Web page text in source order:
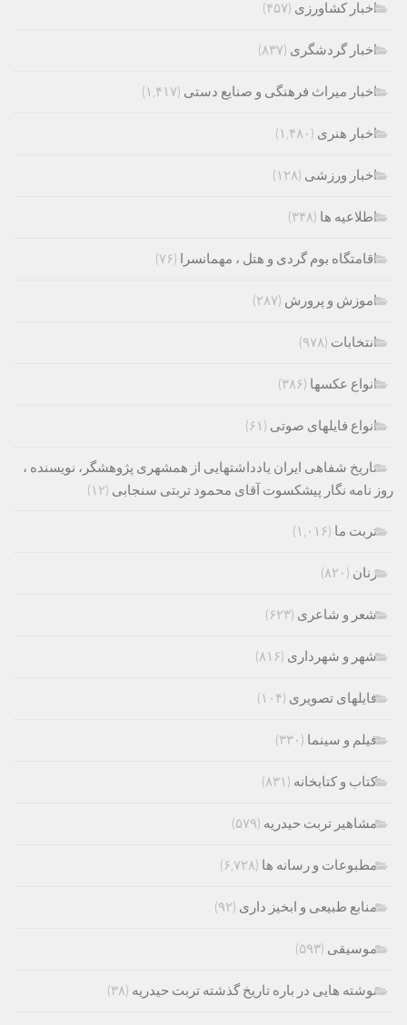
اخبار کشاورزی (۴۵۷)
اخبار گردشگری (۸۳۷)
اخبار میراث فرهنگی و صنایع دستی (۱,۴۱۷)
اخبار هنری (۱,۴۸۰)
اخبار ورزشی (۱۲۸)
اطلاعیه ها (۳۴۸)
اقامتگاه بوم گردی و هتل ، مهمانسرا (۷۶)
اموزش و پرورش (۲۸۷)
انتخابات (۹۷۸)
انواع عکسها (۳۸۶)
انواع فایلهای صوتی (۶۱)
تاریخ شفاهی ایران یادداشتهایی از همشهری پژوهشگر، نویسنده ،
روز نامه نگار پیشکسوت آقای محمود تربتی سنجابی (۱۲)
تربت ما (۱,۰۱۶)
زنان (۸۲۰)
شعر و شاعری (۶۲۳)
شهر و شهرداری (۸۱۶)
فایلهای تصویری (۱۰۴)
فیلم و سینما (۳۳۰)
کتاب و کتابخانه (۸۳۱)
مشاهیر تربت حیدریه (۵۷۹)
مطبوعات و رسانه ها (۶,۷۲۸)
منابع طبیعی و ابخیز داری (۹۲)
موسیقی (۵۹۳)
نوشته هایی در باره تاریخ گذشته تربت حیدریه (۳۸)